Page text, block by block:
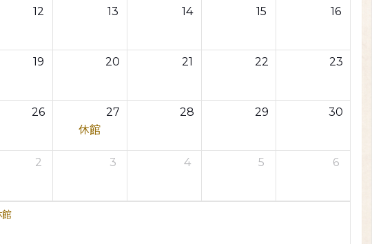
12 13 14 15 16
19 20 21 22 23
26
27
休館
28 29 30
2 3 4 5 6